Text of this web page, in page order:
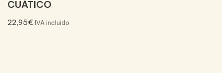
CUÁTICO
22,95€IVA incluido